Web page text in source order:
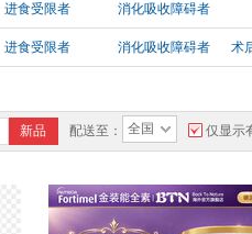
进食受限者 消化吸收障碍者
进食受限者 消化吸收障碍者 术
新品 配送至： 全国 仅显示